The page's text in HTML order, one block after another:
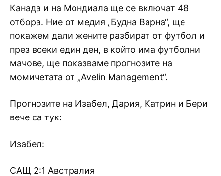
Канада и на Мондиала ще се включат 48
отбора. Ние от медия „Будна Варна“, ще
покажем дали жените разбират от футбол и
през всеки един ден, в който има футболни
мачове, ще показваме прогнозите на
момичетата от „Avelin Management“.
Прогнозите на Изабел, Дария, Катрин и Бери
вече са тук:
Изабел:
САЩ 2:1 Австралия